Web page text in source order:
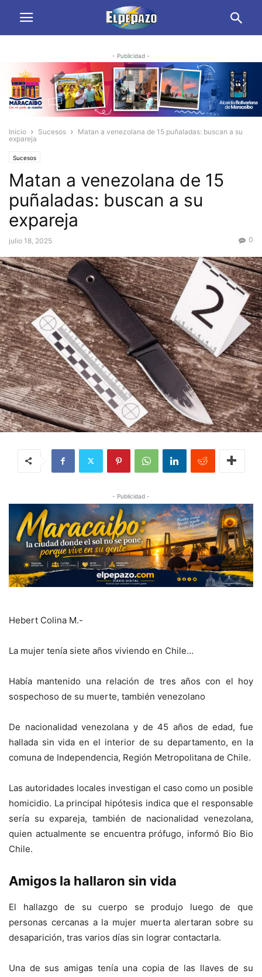
- Publicidad -
Inicio Sucesos
Matan a venezolana de 15 puñaladas: buscan a su
expareja
Sucesos
Matan a venezolana de 15
puñaladas: buscan a su
expareja
julio 18, 2025 0
- Publicidad -
Hebert Colina M.-
La mujer tenía siete años viviendo en Chile…
Había mantenido una relación de tres años con el hoy
sospechoso de su muerte, también venezolano
De nacionalidad venezolana y de 45 años de edad, fue
hallada sin vida en el interior de su departamento, en la
comuna de Independencia, Región Metropolitana de Chile.
Las autoridades locales investigan el caso como un posible
homicidio. La principal hipótesis indica que el responsable
sería su expareja, también de nacionalidad venezolana,
quien actualmente se encuentra prófugo, informó Bio Bio
Chile.
Amigos la hallaron sin vida
El hallazgo de su cuerpo se produjo luego de que
personas cercanas a la mujer muerta alertaran sobre su
desaparición, tras varios días sin lograr contactarla.
Una de sus amigas tenía una copia de las llaves de su